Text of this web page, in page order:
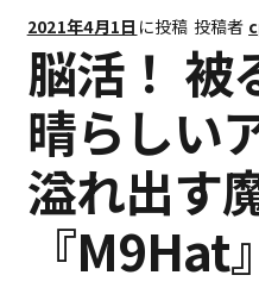
へ
ス
キ
ッ
プ
キ
ッ
プ
研修
M9notesのこと
お問い合わせ
アカウント
ご利用案内
2021年4月1日 に投稿 投稿者
脳活！ 被
晴らしい
溢れ出す
『M9Hat